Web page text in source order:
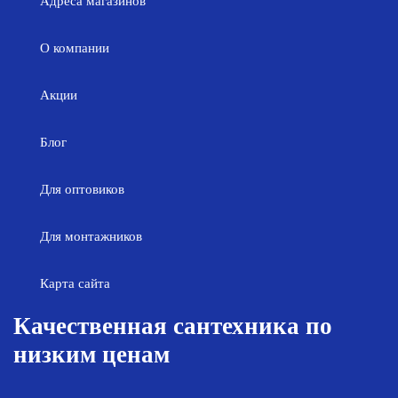
О компании
Акции
Блог
Для оптовиков
Для монтажников
Карта сайта
Качественная сантехника по
низким ценам